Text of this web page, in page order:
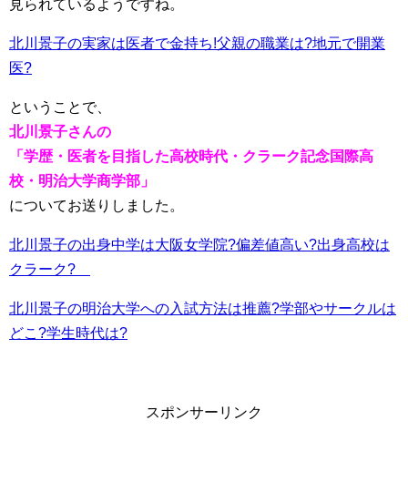
見られているようですね。
北川景子の実家は医者で金持ち!父親の職業は?地元で開業
医?
ということで、
北川景子さんの
「学歴・医者を目指した高校時代・クラーク記念国際高
校・明治大学商学部」
についてお送りしました。
北川景子の出身中学は大阪女学院?偏差値高い?出身高校は
クラーク?
北川景子の明治大学への入試方法は推薦?学部やサークルは
どこ?学生時代は?
スポンサーリンク